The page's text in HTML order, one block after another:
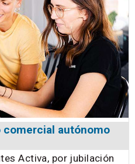
autónomo
Activa, por jubilación